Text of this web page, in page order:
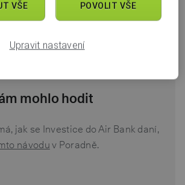
jiné datum splatnosti a případně i jiný
mohlo hodit
jak se Investice do Air Bank daní,
návodu v Poradně.
VŠE POVOLIT VŠE
Upravit nastavení